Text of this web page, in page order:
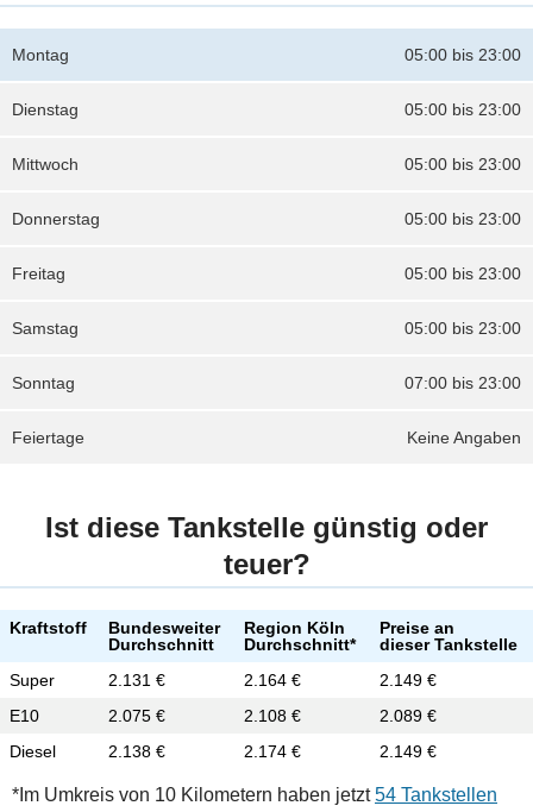
05:00 bis 23:00
Montag
05:00 bis 23:00
Dienstag
05:00 bis 23:00
Mittwoch
05:00 bis 23:00
Donnerstag
05:00 bis 23:00
Freitag
05:00 bis 23:00
Samstag
07:00 bis 23:00
Sonntag
Keine Angaben
Feiertage
Ist diese Tankstelle günstig oder
teuer?
Kraftstoff
Bundesweiter
Durchschnitt
Region Köln
Durchschnitt*
Preise an
dieser Tankstelle
Super
2.131 € 2.164 €
2.149 €
E10
2.075 € 2.108 €
2.089 €
Diesel
2.138 € 2.174 € 2.149 €
*Im Umkreis von 10 Kilometern haben jetzt54 Tankstellen